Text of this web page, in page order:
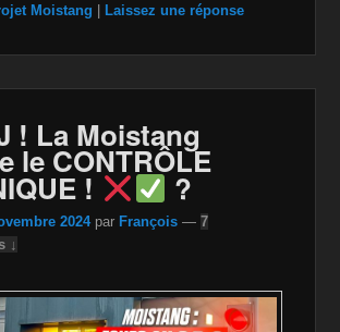
a
z
o
n
W
is
h
st
ail p
y
Li
n
k
ta
g
er
Moistang | Laissez une réponse
! La Moistang
le CONTRÔLE
! ?
2024 par François —7
↓